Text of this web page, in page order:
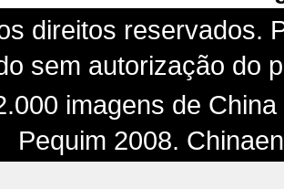
direitos reservados.
sem autorização do
imagens de
Pequim 2008.